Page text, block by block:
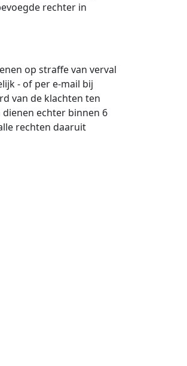
rechter in
op straffe van verval
- of per e-mail bij
van de klachten ten
echter binnen 6
rechten daaruit